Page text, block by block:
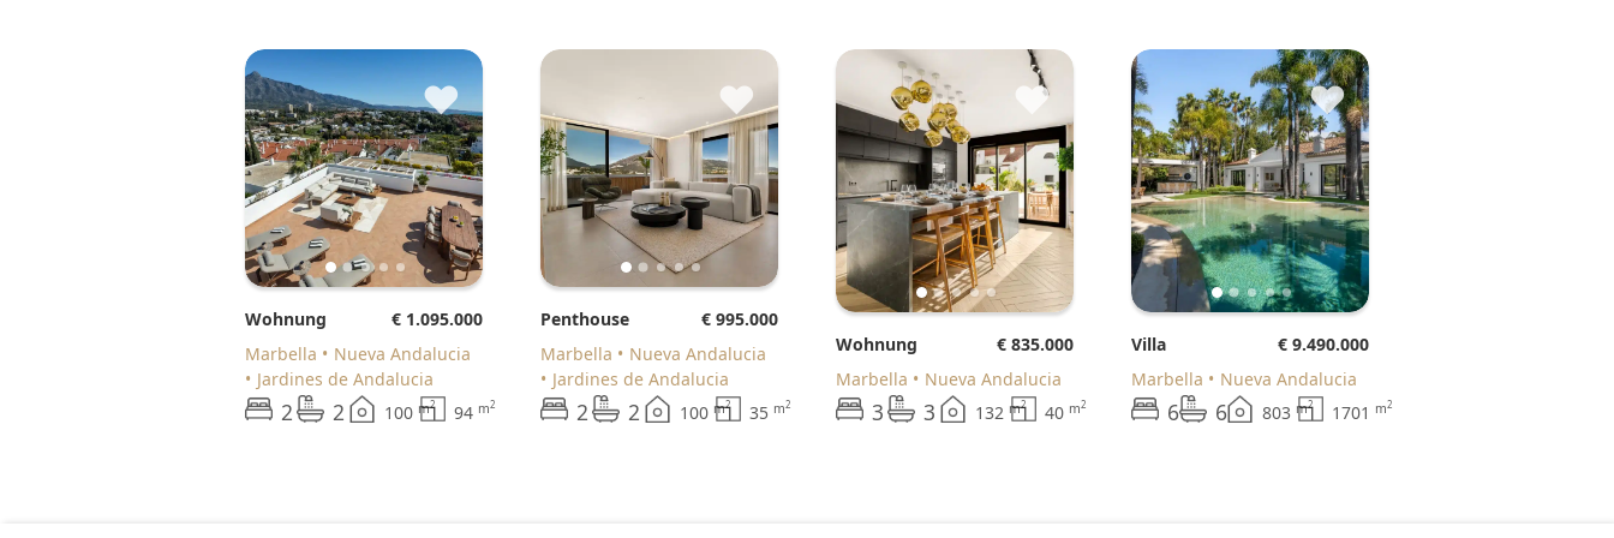
♥
Wohnung
€ 1.095.000
Marbella
Nueva Andalucia
Jardines de Andalucia
2 2 100 m2 94 m2
♥
Penthouse
€ 995.000
Marbella
Nueva Andalucia
Jardines de Andalucia
2 2 100 m2 35 m2
♥
Wohnung
€ 835.000
Marbella
Nueva Andalucia
3 3 132 m2 40 m2
♥
Villa
€ 9.490.000
Marbella
Nueva Andalucia
6 6 803 m2 1701 m2